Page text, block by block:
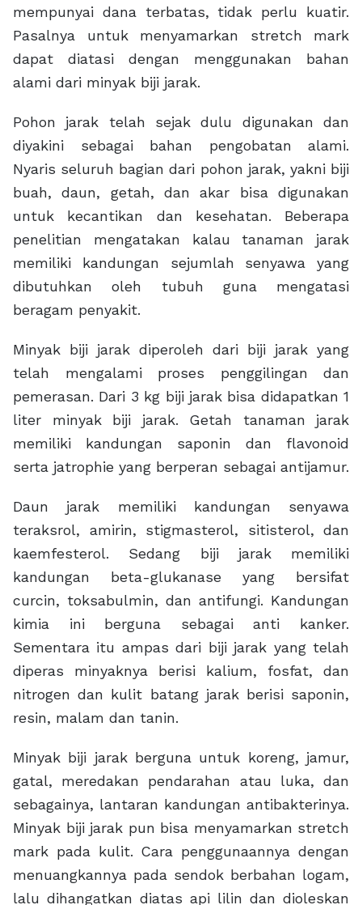
mempunyai dana terbatas, tidak perlu kuatir.
Pasalnya untuk menyamarkan stretch mark
dapat diatasi dengan menggunakan bahan
alami dari minyak biji jarak.
Pohon jarak telah sejak dulu digunakan dan
diyakini sebagai bahan pengobatan alami.
Nyaris seluruh bagian dari pohon jarak, yakni biji
buah, daun, getah, dan akar bisa digunakan
untuk kecantikan dan kesehatan. Beberapa
penelitian mengatakan kalau tanaman jarak
memiliki kandungan sejumlah senyawa yang
dibutuhkan oleh tubuh guna mengatasi
beragam penyakit.
Minyak biji jarak diperoleh dari biji jarak yang
telah mengalami proses penggilingan dan
pemerasan. Dari 3 kg biji jarak bisa didapatkan 1
liter minyak biji jarak. Getah tanaman jarak
memiliki kandungan saponin dan flavonoid
serta jatrophie yang berperan sebagai antijamur.
Daun jarak memiliki kandungan senyawa
teraksrol, amirin, stigmasterol, sitisterol, dan
kaemfesterol. Sedang biji jarak memiliki
kandungan beta-glukanase yang bersifat
curcin, toksabulmin, dan antifungi. Kandungan
kimia ini berguna sebagai anti kanker.
Sementara itu ampas dari biji jarak yang telah
diperas minyaknya berisi kalium, fosfat, dan
nitrogen dan kulit batang jarak berisi saponin,
resin, malam dan tanin.
Minyak biji jarak berguna untuk koreng, jamur,
gatal, meredakan pendarahan atau luka, dan
sebagainya, lantaran kandungan antibakterinya.
Minyak biji jarak pun bisa menyamarkan stretch
mark pada kulit. Cara penggunaannya dengan
menuangkannya pada sendok berbahan logam,
lalu dihangatkan diatas api lilin dan dioleskan